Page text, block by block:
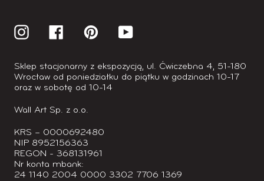
Sklep stacjonarny z ekspozycją, ul. Ćwiczebna 4, 51-180
Wrocław od poniedziałku do piątku w godzinach 10-17
oraz w sobotę od 10-14
Wall Art Sp. z o.o.
KRS – 0000692480
NIP 8952156363
REGON - 368131961
Nr konta mbank:
24 1140 2004 0000 3302 7706 1369